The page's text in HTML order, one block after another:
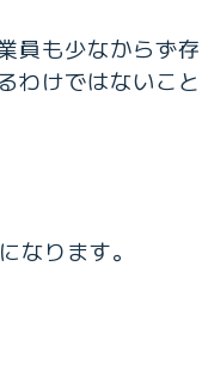
員も少なからず存
わけではないこと
なります。